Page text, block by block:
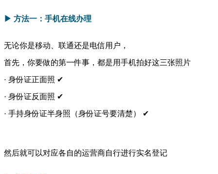
▶ 方法一：手机在线办理
无论你是移动、联通还是电信用户，
首先，你要做的第一件事， 都是用手机拍好这三张照片
· 身份证正面照 ✔
· 身份证反面照 ✔
· 手持身份证半身照（身份证号要清楚） ✔
然后就可以对应各自的运营商自行进行实名登记